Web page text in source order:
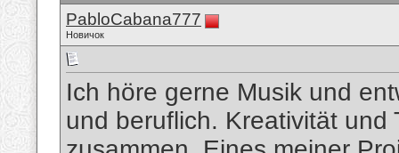
PabloCabana777
Новичок
Ich höre gerne Musik und
und beruflich. Kreativität und